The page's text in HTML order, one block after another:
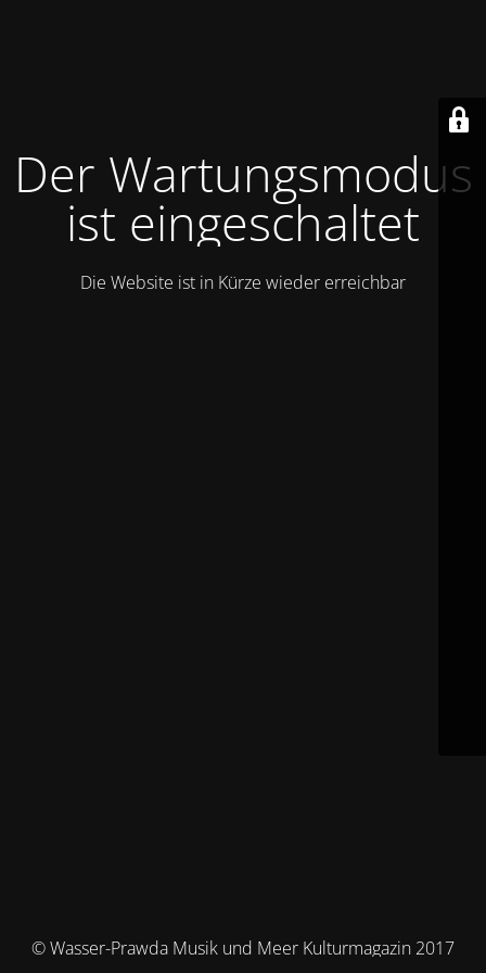
Der Wartungsmodus
ist eingeschaltet
Die Website ist in Kürze wieder erreichbar
© Wasser-Prawda Musik und Meer Kulturmagazin 2017